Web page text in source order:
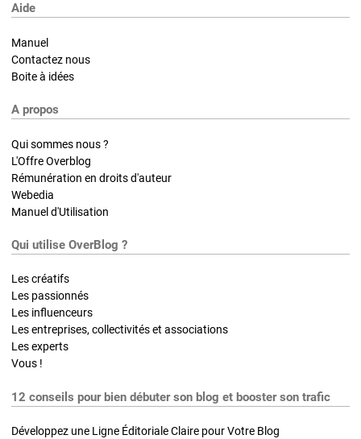
Aide
Manuel
Contactez nous
Boite à idées
A propos
Qui sommes nous ?
L'Offre Overblog
Rémunération en droits d'auteur
Webedia
Manuel d'Utilisation
Qui utilise OverBlog ?
Les créatifs
Les passionnés
Les influenceurs
Les entreprises, collectivités et associations
Les experts
Vous !
12 conseils pour bien débuter son blog et booster son trafic
Développez une Ligne Éditoriale Claire pour Votre Blog